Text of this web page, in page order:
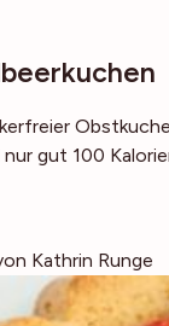
nur gut 100
Kathrin Runge